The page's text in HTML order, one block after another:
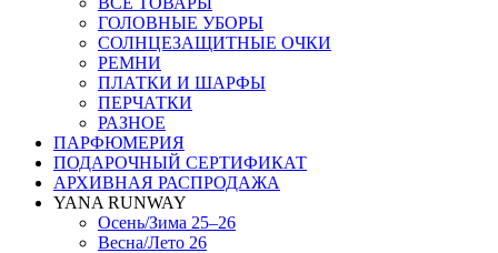
ГОЛОВНЫЕ УБОРЫ
СОЛНЦЕЗАЩИТНЫЕ ОЧКИ
РЕМНИ
ПЛАТКИ И ШАРФЫ
ПЕРЧАТКИ
РАЗНОЕ
ПАРФЮМЕРИЯ
ПОДАРОЧНЫЙ СЕРТИФИКАТ
АРХИВНАЯ РАСПРОДАЖА
YANA RUNWAY
Осень/Зима 25–26
Весна/Лето 26